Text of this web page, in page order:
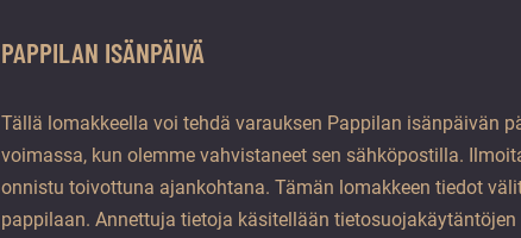
PAPPILAN ISÄNPÄIVÄ
Tällä lomakkeella voi tehdä varauksen Pappilan isänpäivän
voimassa, kun olemme vahvistaneet sen sähköpostilla.
onnistu toivottuna ajankohtana. Tämän lomakkeen tiedot
pappilaan. Annettuja tietoja käsitellään